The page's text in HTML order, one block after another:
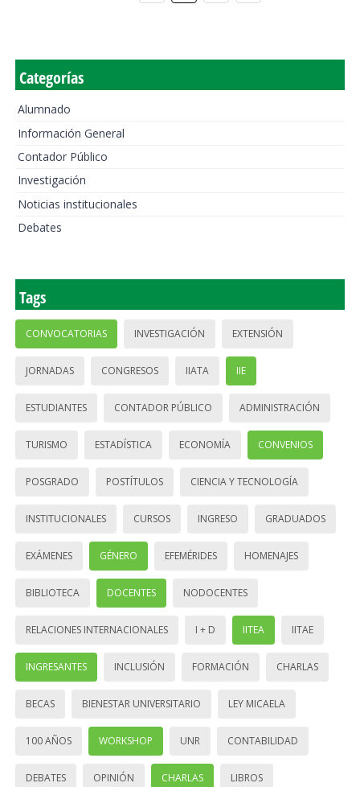
Categorías
Alumnado
Información General
Contador Público
Investigación
Noticias institucionales
Debates
Tags
CONVOCATORIAS INVESTIGACIÓN EXTENSIÓN
JORNADAS CONGRESOS IIATA IIE
ESTUDIANTES CONTADOR PÚBLICO ADMINISTRACIÓN
TURISMO ESTADÍSTICA ECONOMÍA CONVENIOS
POSGRADO POSTÍTULOS CIENCIA Y TECNOLOGÍA
INSTITUCIONALES CURSOS INGRESO GRADUADOS
EXÁMENES GÉNERO EFEMÉRIDES HOMENAJES
BIBLIOTECA DOCENTES NODOCENTES
RELACIONES INTERNACIONALES I + D IITEA IITAE
INGRESANTES INCLUSIÓN FORMACIÓN CHARLAS
BECAS BIENESTAR UNIVERSITARIO LEY MICAELA
100 AÑOS WORKSHOP UNR CONTABILIDAD
DEBATES OPINIÓN CHARLAS LIBROS